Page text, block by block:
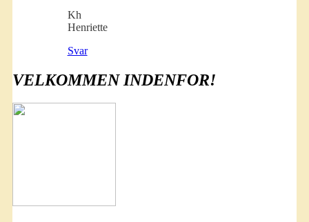
Kh
Henriette
Svar
VELKOMMEN INDENFOR!